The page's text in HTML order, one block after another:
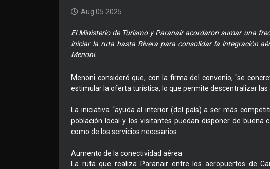
Aug 05 2025
El Ministerio de Turismo y Paranair acordaron sumar una
iniciar la ruta hasta Rivera para consolidar la integración
Menoni.
Menoni consideró que, con la firma del convenio, "se
estimular la oferta turística, lo que permite descentralizar las
La iniciativa “ayuda al interior (del país) a ser más
población local y los visitantes puedan disponer de buena
como de los servicios necesarios.
Aumento de la conectividad aérea
La ruta que realiza Paranair entre los aeropuertos de